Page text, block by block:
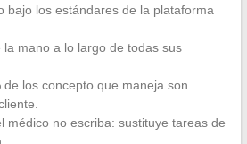
bajo los estándares de la plataforma
mano a lo largo de todas sus
los concepto que maneja son
médico no escriba: sustituye tareas de